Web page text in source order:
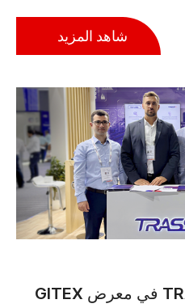
شاهد المزيد
الابتكار والتفاعل: TRASSIR في معرض GITEX